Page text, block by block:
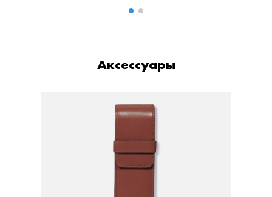
Аксессуары